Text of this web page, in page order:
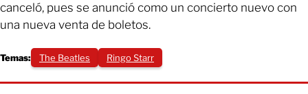
canceló, pues se anunció como un concierto nuevo con
una nueva venta de boletos.
Temas: The Beatles Ringo Starr